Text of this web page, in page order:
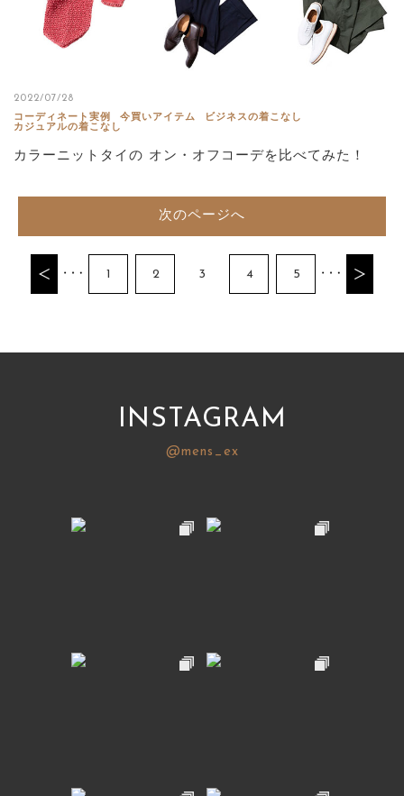
2022/07/28
コーディネート実例
今買いアイテム
ビジネスの着こなし
カジュアルの着こなし
カラーニットタイの オン・オフコーデを比べてみた！
次のページへ
1 2 3 4 5
INSTAGRAM
@mens_ex